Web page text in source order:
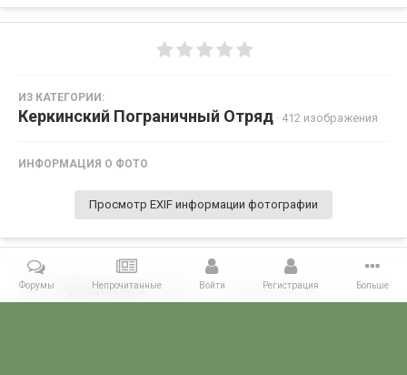
ИЗ КАТЕГОРИИ:
Керкинский Пограничный Отряд · 412 изображения
ИНФОРМАЦИЯ О ФОТО
Просмотр EXIF информации фотографии
Поделиться Подписчики 0
Форумы Непрочитанные Войти Регистрация Больше